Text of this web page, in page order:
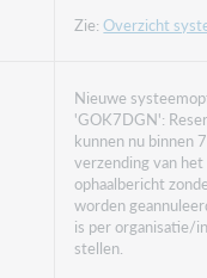
Zie:Overzicht
Nieuwe
'GOK7DGN':
kunnen nu binnen
verzending van het
ophaalbericht
worden
is per organisatie/
stellen.